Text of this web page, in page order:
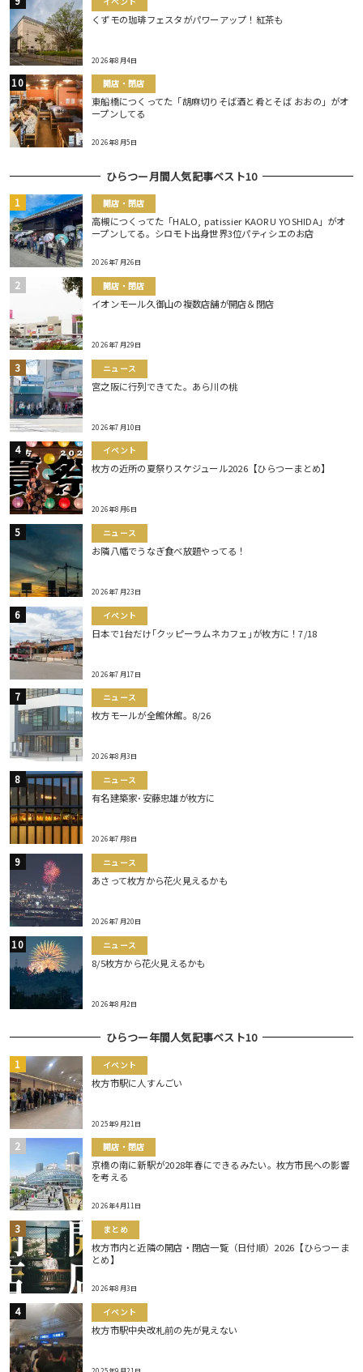
くずモの珈琲フェスタがパワーアップ！紅茶も
2026年8月4日
開店・閉店
東船橋につくってた「胡麻切りそば酒と肴とそば おおの」がオ
ープンしてる
2026年8月5日
ひらつー月間人気記事ベスト10
開店・閉店
高槻につくってた「HALO, patissier KAORU YOSHIDA」がオ
ープンしてる。シロモト出身世界3位パティシエのお店
2026年7月26日
開店・閉店
イオンモール久御山の複数店舗が開店＆閉店
2026年7月29日
ニュース
宮之阪に行列できてた。あら川の桃
2026年7月10日
イベント
枚方の近所の夏祭りスケジュール2026【ひらつーまとめ】
2026年8月6日
ニュース
お隣八幡でうなぎ食べ放題やってる！
2026年7月23日
イベント
日本で1台だけ｢クッピーラムネカフェ｣が枚方に！7/18
2026年7月17日
ニュース
枚方モールが全館休館。8/26
2026年8月3日
ニュース
有名建築家･安藤忠雄が枚方に
2026年7月8日
ニュース
あさって枚方から花火見えるかも
2026年7月20日
ニュース
8/5枚方から花火見えるかも
2026年8月2日
ひらつー年間人気記事ベスト10
イベント
枚方市駅に人すんごい
2025年9月21日
開店・閉店
京橋の南に新駅が2028年春にできるみたい。枚方市民への影響
を考える
2026年4月11日
まとめ
枚方市内と近隣の開店・閉店一覧（日付順）2026【ひらつーま
とめ】
2026年8月3日
イベント
枚方市駅中央改札前の先が見えない